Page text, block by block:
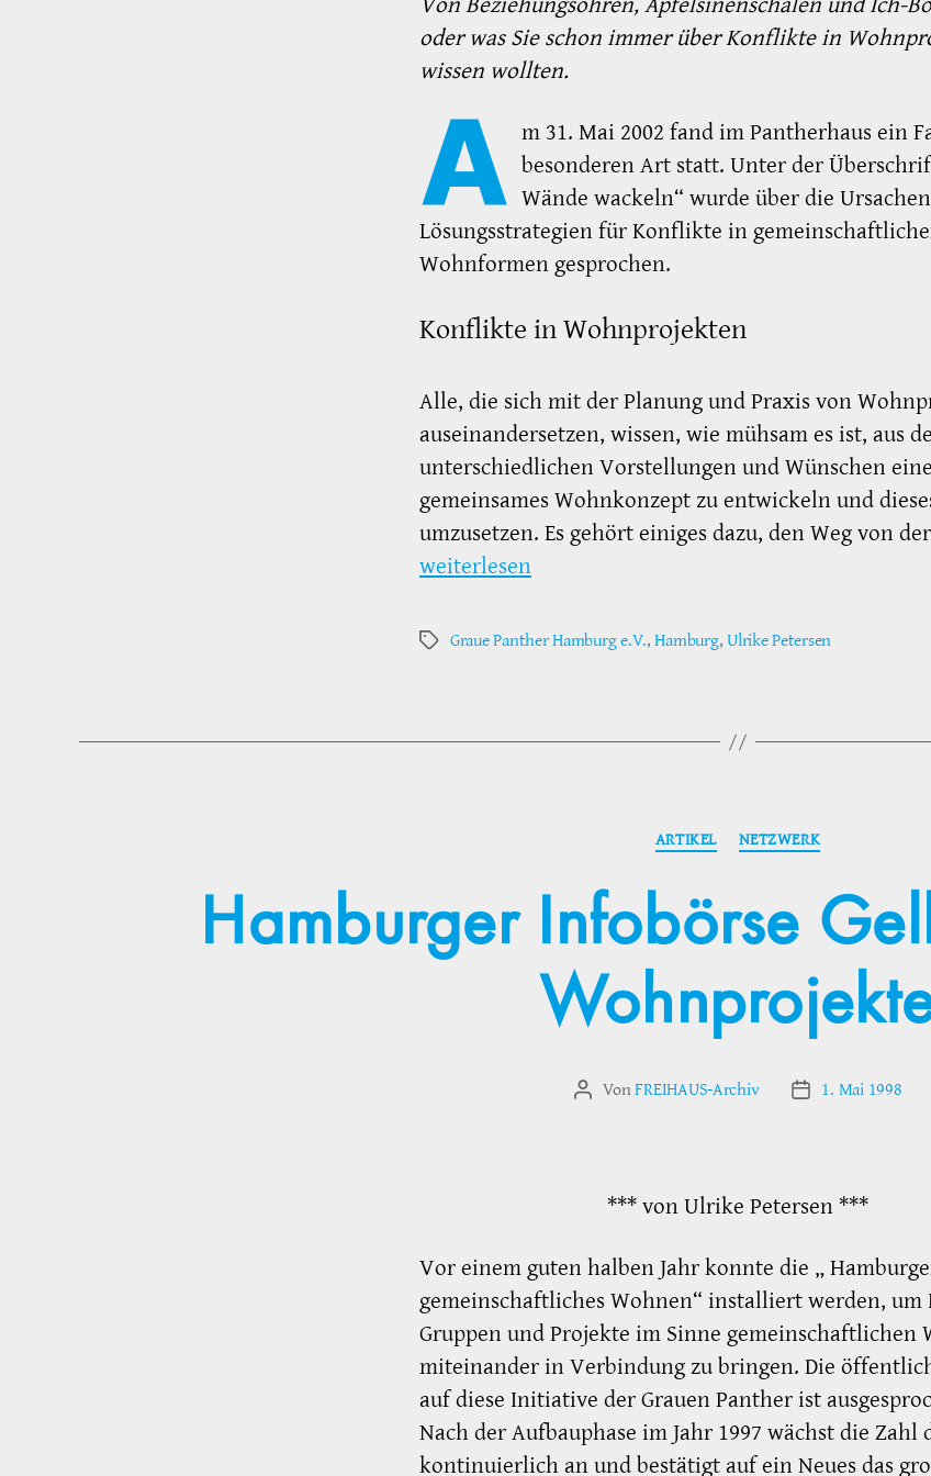
oder was Sie schon immer über Konflikte in
wissen wollten.
A m 31. Mai 2002 fand im Pantherhaus ein
besonderen Art statt. Unter der
Wände wackeln“ wurde über die
Lösungsstrategien für Konflikte in
Wohnformen gesprochen.
Konflikte in Wohnprojekten
Alle, die sich mit der Planung und Praxis von
auseinandersetzen, wissen, wie mühsam es ist, aus
unterschiedlichen Vorstellungen und Wünschen
gemeinsames Wohnkonzept zu entwickeln und
umzusetzen. Es gehört einiges dazu, den Weg von
weiterlesen
Schlagwörter
Graue Panther Hamburg e.V.,Hamburg,Ulrike Petersen
Kategorien
ARTIKEL NETZWERK
Hamburger Infobörse
Beitragsautor
VonFREIHAUS-Archiv 1. Mai 1998
*** von Ulrike Petersen ***
Vor einem guten halben Jahr konnte die „
gemeinschaftliches Wohnen“ installiert werden, um
Gruppen und Projekte im Sinne gemeinschaftlichen
miteinander in Verbindung zu bringen. Die
auf diese Initiative der Grauen Panther ist
Nach der Aufbauphase im Jahr 1997 wächst die Zahl
kontinuierlich an und bestätigt auf ein Neues das